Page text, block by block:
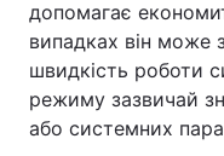
допомагає
випадках він може
швидкість роботи
режиму зазвичай
або системних